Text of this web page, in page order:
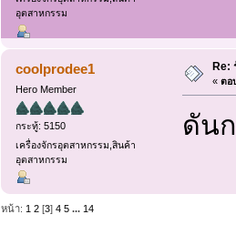
อุตสาหกรรม
coolprodee1
Hero Member
กระทู้: 5150
เครื่องจักรอุตสาหกรรม,สินค้า
อุตสาหกรรม
Re:
« ตอ
ดัน
หน้า: 1 2[3] 4 5 ... 14